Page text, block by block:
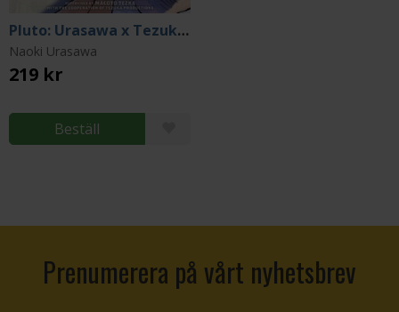
Pluto: Urasawa x Tezuka Vol 1
Naoki Urasawa
219 kr
Beställ
Prenumerera på vårt nyhetsbrev